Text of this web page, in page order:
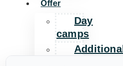
Offer
Day
camps
Additional